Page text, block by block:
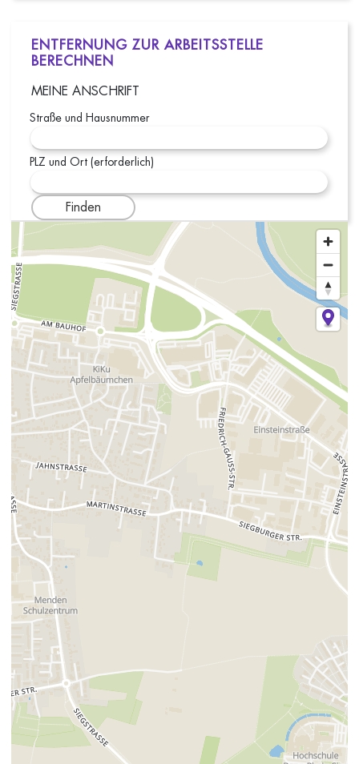
ENTFERNUNG ZUR ARBEITSSTELLE
BERECHNEN
MEINE ANSCHRIFT
Straße und Hausnummer
PLZ und Ort (erforderlich)
Finden